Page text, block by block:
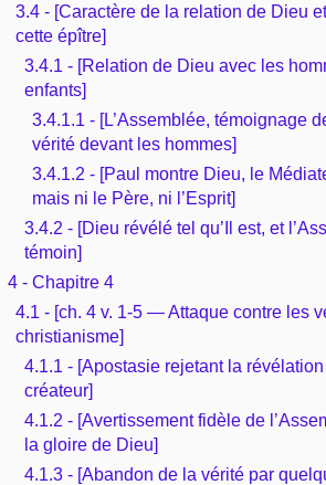
3.4 - [Caractère de la relation de Dieu
cette épître]
3.4.1 - [Relation de Dieu avec les
enfants]
3.4.1.1 - [L’Assemblée, témoignage
vérité devant les hommes]
3.4.1.2 - [Paul montre Dieu, le
mais ni le Père, ni l’Esprit]
3.4.2 - [Dieu révélé tel qu’Il est, et
témoin]
4 - Chapitre 4
4.1 - [ch. 4 v. 1-5 — Attaque contre les
christianisme]
4.1.1 - [Apostasie rejetant la
créateur]
4.1.2 - [Avertissement fidèle de
la gloire de Dieu]
4.1.3 - [Abandon de la vérité par